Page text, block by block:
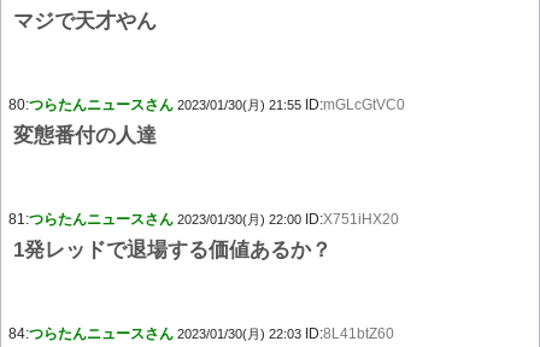
マジで天才やん
80:つらたんニュースさん 2023/01/30(月) 21:55 ID:mGLcGtVC0
変態番付の人達
81:つらたんニュースさん 2023/01/30(月) 22:00 ID:X751iHX20
1発レッドで退場する価値あるか？
84:つらたんニュースさん 2023/01/30(月) 22:03 ID:8L41btZ60